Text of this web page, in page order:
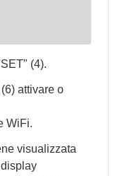
(4).
attivare o
WiFi.
visualizzata